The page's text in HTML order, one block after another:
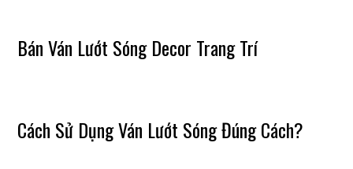
Bán Ván Lướt Sóng Decor Trang Trí
Cách Sử Dụng Ván Lướt Sóng Đúng Cách?